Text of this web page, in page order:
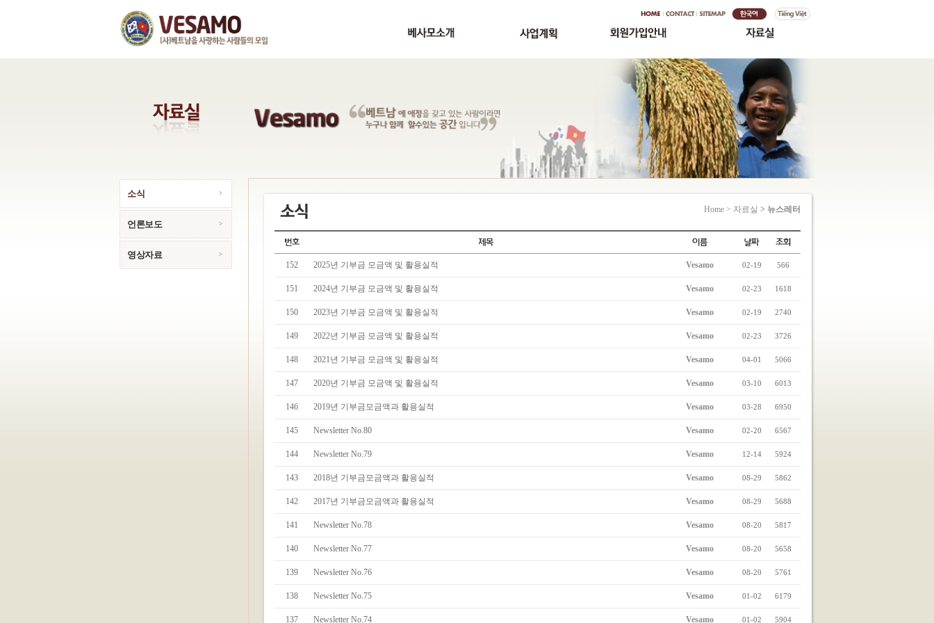
소식
언론보도
영상자료
Home > 자료실 > 뉴스레터
152 2025년 기부금 모금액 및 활용실적 Vesamo 02-19 566
151 2024년 기부금 모금액 및 활용실적 Vesamo 02-23 1618
150 2023년 기부금 모금액 및 활용실적 Vesamo 02-19 2740
149 2022년 기부금 모금액 및 활용실적 Vesamo 02-23 3726
148 2021년 기부금 모금액 및 활용실적 Vesamo 04-01 5066
147 2020년 기부금 모금액 및 활용실적 Vesamo 03-10 6013
146 2019년 기부금모금액과 활용실적 Vesamo 03-28 6950
145 Newsletter No.80 Vesamo 02-20 6567
144 Newsletter No.79 Vesamo 12-14 5924
143 2018년 기부금모금액과 활용실적 Vesamo 08-29 5862
142 2017년 기부금모금액과 활용실적 Vesamo 08-29 5688
141 Newsletter No.78 Vesamo 08-20 5817
140 Newsletter No.77 Vesamo 08-20 5658
139 Newsletter No.76 Vesamo 08-20 5761
138 Newsletter No.75 Vesamo 01-02 6179
137 Newsletter No.74 Vesamo 01-02 5904